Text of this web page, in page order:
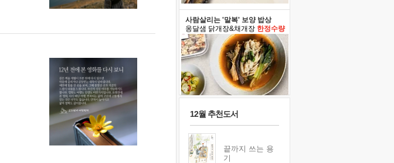
사람살리는 '말복' 보양 밥상
옹달샘 닭개장&채개장 한정수량
12월 추천도서
끝까지 쓰는 용
기